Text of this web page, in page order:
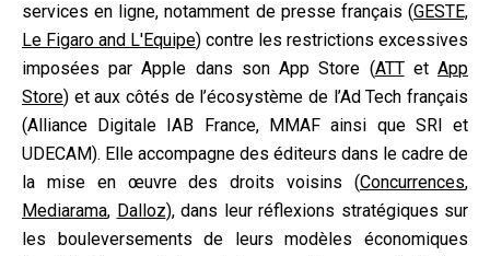
services en ligne, notamment de presse français (GESTE,
Le Figaro and L'Equipe) contre les restrictions excessives
imposées par Apple dans son App Store (ATT etApp
Store) et aux côtés de l’écosystème de l’Ad Tech français
(Alliance Digitale IAB France, MMAF ainsi que SRI et
UDECAM). Elle accompagne des éditeurs dans le cadre de
la mise en œuvre des droits voisins (Concurrences,
Mediarama, Dalloz), dans leur réflexions stratégiques sur
les bouleversements de leurs modèles économiques